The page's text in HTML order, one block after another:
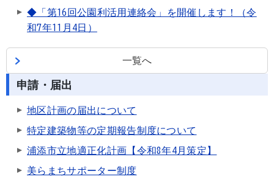
◆「第16回公園利活用連絡会」を開催します！（令
和7年11月4日）
一覧へ
申請・届出
地区計画の届出について
特定建築物等の定期報告制度について
浦添市立地適正化計画【令和8年4月策定】
美らまちサポーター制度